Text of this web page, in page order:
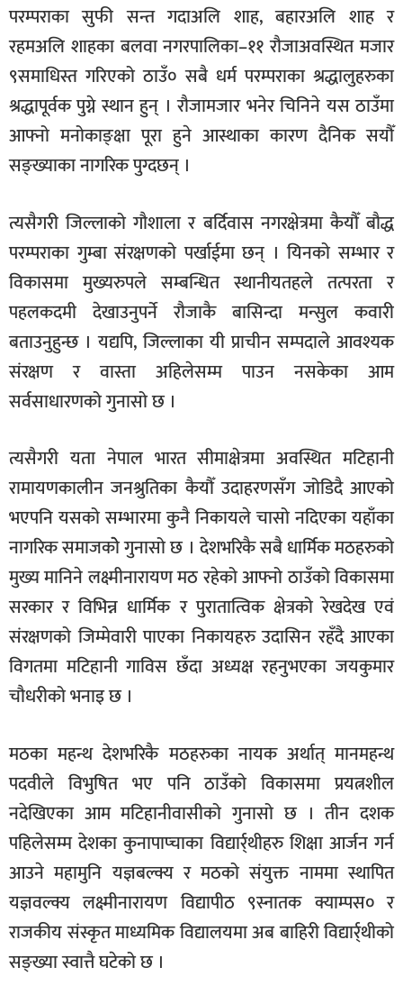
परम्पराका सुफी सन्त गदाअलि शाह, बहारअलि शाह र
रहमअलि शाहका बलवा नगरपालिका–११ रौजाअवस्थित मजार
९समाधिस्त गरिएको ठाउँ० सबै धर्म परम्पराका श्रद्धालुहरुका
श्रद्धापूर्वक पुग्ने स्थान हुन् । रौजामजार भनेर चिनिने यस ठाउँमा
आफ्नो मनोकाङ्क्षा पूरा हुने आस्थाका कारण दैनिक सयौँ
सङ्ख्याका नागरिक पुग्दछन् ।
त्यसैगरी जिल्लाको गौशाला र बर्दिवास नगरक्षेत्रमा कैयौँ बौद्ध
परम्पराका गुम्बा संरक्षणको पर्खाईमा छन् । यिनको सम्भार र
विकासमा मुख्यरुपले सम्बन्धित स्थानीयतहले तत्परता र
पहलकदमी देखाउनुपर्ने रौजाकै बासिन्दा मन्सुल कवारी
बताउनुहुन्छ । यद्यपि, जिल्लाका यी प्राचीन सम्पदाले आवश्यक
संरक्षण र वास्ता अहिलेसम्म पाउन नसकेका आम
सर्वसाधारणको गुनासो छ ।
त्यसैगरी यता नेपाल भारत सीमाक्षेत्रमा अवस्थित मटिहानी
रामायणकालीन जनश्रुतिका कैयौँ उदाहरणसँग जोडिदै आएको
भएपनि यसको सम्भारमा कुनै निकायले चासो नदिएका यहाँका
नागरिक समाजकोे गुनासो छ । देशभरिकै सबै धार्मिक मठहरुको
मुख्य मानिने लक्ष्मीनारायण मठ रहेको आफ्नो ठाउँको विकासमा
सरकार र विभिन्न धार्मिक र पुरातात्विक क्षेत्रको रेखदेख एवं
संरक्षणको जिम्मेवारी पाएका निकायहरु उदासिन रहँदै आएका
विगतमा मटिहानी गाविस छँदा अध्यक्ष रहनुभएका जयकुमार
चौधरीको भनाइ छ ।
मठका महन्थ देशभरिकै मठहरुका नायक अर्थात् मानमहन्थ
पदवीले विभुषित भए पनि ठाउँको विकासमा प्रयत्नशील
नदेखिएका आम मटिहानीवासीको गुनासो छ । तीन दशक
पहिलेसम्म देशका कुनापाप्चाका विद्यार्र्थीहरु शिक्षा आर्जन गर्न
आउने महामुनि यज्ञबल्क्य र मठको संयुक्त नाममा स्थापित
यज्ञवल्क्य लक्ष्मीनारायण विद्यापीठ ९स्नातक क्याम्पस० र
राजकीय संस्कृत माध्यमिक विद्यालयमा अब बाहिरी विद्यार्र्थीको
सङ्ख्या स्वात्तै घटेको छ ।